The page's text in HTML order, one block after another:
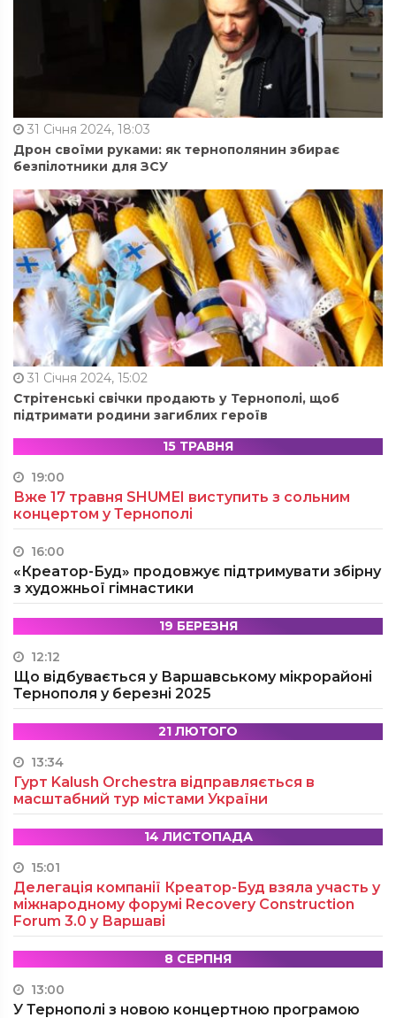
31 Січня 2024, 18:03
Дрон своїми руками: як тернополянин збирає
безпілотники для ЗСУ
31 Січня 2024, 15:02
Стрітенські свічки продають у Тернополі, щоб
підтримати родини загиблих героїв
15 ТРАВНЯ
19:00
Вже 17 травня SHUMEI виступить з сольним
концертом у Тернополі
16:00
«Креатор-Буд» продовжує підтримувати збірну
з художньої гімнастики
19 БЕРЕЗНЯ
12:12
Що відбувається у Варшавському мікрорайоні
Тернополя у березні 2025
21 ЛЮТОГО
13:34
Гурт Kalush Orchestra відправляється в
масштабний тур містами України
14 ЛИСТОПАДА
15:01
Делегація компанії Креатор-Буд взяла участь у
міжнародному форумі Recovery Construction
Forum 3.0 у Варшаві
8 СЕРПНЯ
13:00
У Тернополі з новою концертною програмою